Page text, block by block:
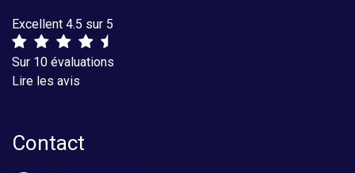
Excellent 4.5 sur 5
Sur 10 évaluations
Lire les avis
Contact